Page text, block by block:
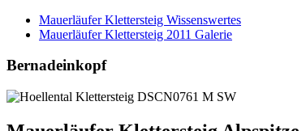
Mauerläufer Klettersteig Wissenswertes
Mauerläufer Klettersteig 2011 Galerie
Bernadeinkopf